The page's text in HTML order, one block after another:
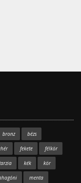
bronz bézs
fekete félkör
kék kör
menta